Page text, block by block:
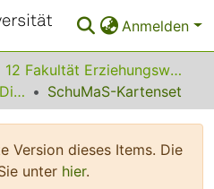
Anmelden
12 Fakultät Erziehungswissenschaft, Psychologie und Bildungsforschung
Institut für Allgemeine Didaktik und Schulpädagogik
SchuMaS-Kartenset
Version dieses Items. Die
unter hier.